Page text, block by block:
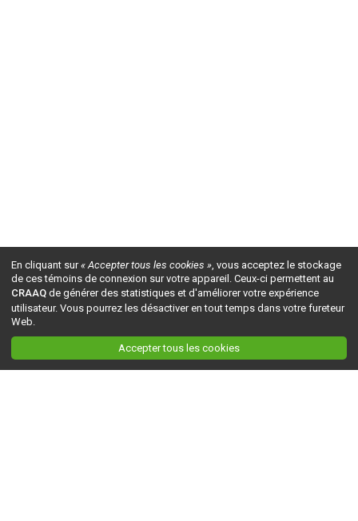
En cliquant sur« Accepter tous les cookies », vous acceptez le stockage
de ces témoins de connexion sur votre appareil. Ceux-ci permettent au
CRAAQ de générer des statistiques et d'améliorer votre expérience
utilisateur. Vous pourrez les désactiver en tout temps dans votre fureteur
Web.
Accepter tous les cookies